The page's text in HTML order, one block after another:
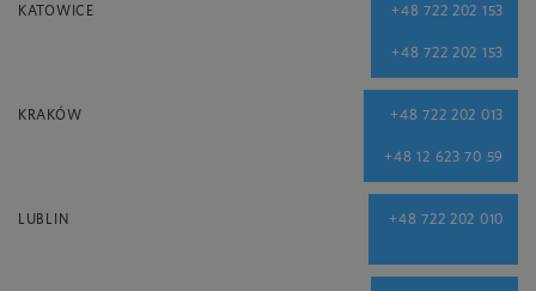
KATOWICE +48 722 202 153
+48 722 202 153
KRAKÓW +48 722 202 013
+48 12 623 70 59
LUBLIN +48 722 202 010